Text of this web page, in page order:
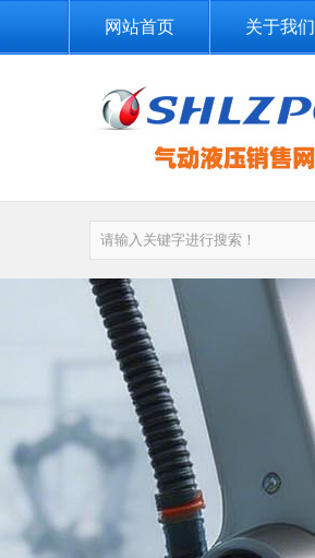
网站首页 关于我们